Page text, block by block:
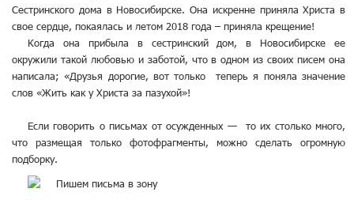
Сестринского дома в Новосибирске. Она искренне приняла Христа в
свое сердце, покаялась и летом 2018 года – приняла крещение!
Когда она прибыла в сестринский дом, в Новосибирске ее
окружили такой любовью и заботой, что в одном из своих писем она
написала; «Друзья дорогие, вот только теперь я поняла значение
слов «Жить как у Христа за пазухой»!
Если говорить о письмах от осужденных — то их столько много,
что размещая только фотофрагменты, можно сделать огромную
подборку.